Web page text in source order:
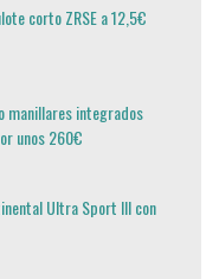
corto ZRSE a 12,5€
manillares integrados
unos 260€
Ultra Sport III con